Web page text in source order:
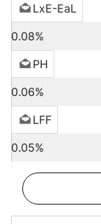
LxE-EaL
0.08%
PH
0.06%
LFF
0.05%